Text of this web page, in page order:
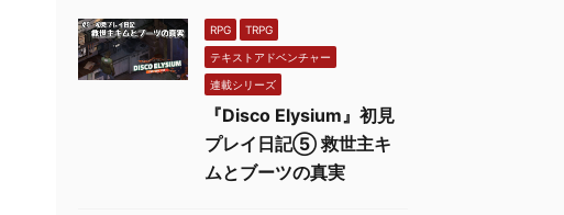
RPG TRPG
テキストアドベンチャー
連載シリーズ
『Disco Elysium』初見
プレイ日記⑤ 救世主キ
ムとブーツの真実